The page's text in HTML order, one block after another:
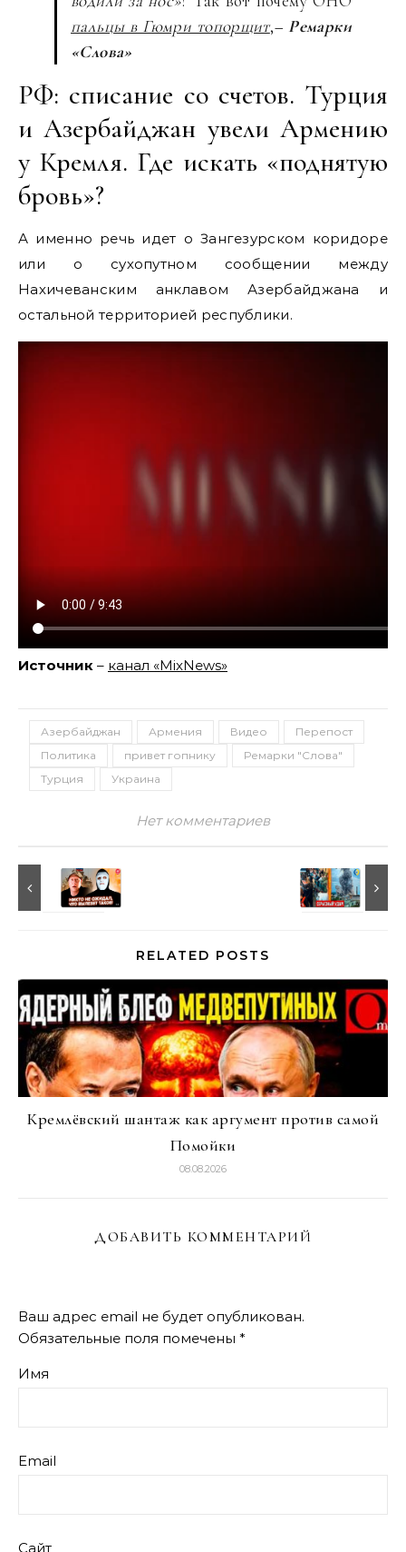
пальцы в Гюмри топорщит,– Ремарки
«Слова»
РФ: списание со счетов. Турция
и Азербайджан увели Армению
у Кремля. Где искать «поднятую
бровь»?
А именно речь идет о Зангезурском коридоре
или о сухопутном сообщении между
Нахичеванским анклавом Азербайджана и
остальной территорией республики.
Источник – канал «MixNews»
Азербайджан Армения Видео
Перепост
Политика
привет гопнику
Ремарки "Слова"
Турция
Украина
Нет комментариев
RELATED POSTS
Кремлёвский шантаж как аргумент против самой
Помойки
08.08.2026
ДОБАВИТЬ КОММЕНТАРИЙ
Ваш адрес email не будет опубликован.
Обязательные поля помечены *
Имя
Email
Сайт